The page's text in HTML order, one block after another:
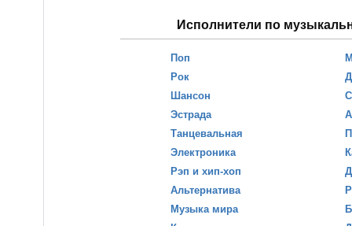
Исполнители по
Поп
Рок
Шансон
Эстрада
Танцевальная
Электроника
Рэп и хип-хоп
Альтернатива
Музыка мира